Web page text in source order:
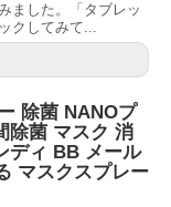
ました。「タブレッ
クしてみて...
除菌 NANOプ
除菌 マスク 消
ディ BB メール
マスクスプレー